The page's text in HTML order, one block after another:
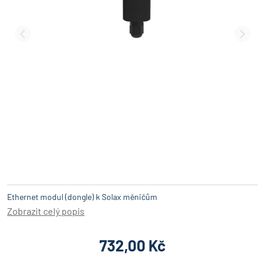
Ethernet modul (dongle) k Solax měničům
Zobrazit celý popis
732,00 Kč